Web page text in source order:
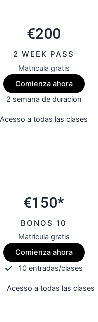
€200
2 WEEK PASS
Matrícula gratis
Comienza ahora
2 semana de duracion
Acesso a todas las clases
€150*
BONOS 10
Matrícula gratis
Comienza ahora
10 entradas/clases
Acesso a todas las clases